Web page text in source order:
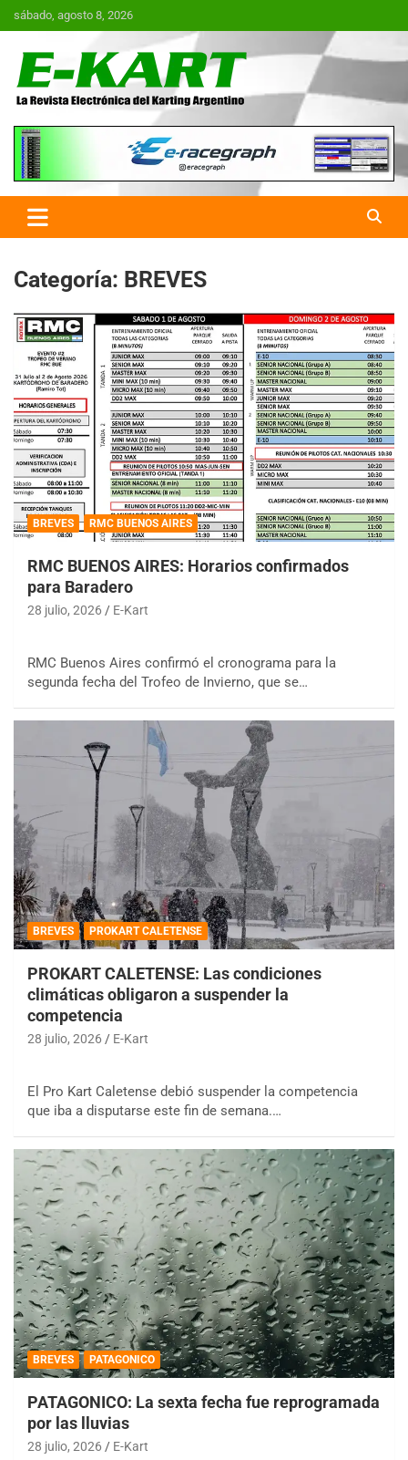
Saltar
al
sábado, agosto 8, 2026
E-Kart.com.ar | La Revista
Electrónica del Karting en
Argentina
Categoría: BREVES
BREVES RMC BUENOS AIRES
RMC BUENOS AIRES: Horarios confirmados
para Baradero
28 julio, 2026 E-Kart
RMC Buenos Aires confirmó el cronograma para la
segunda fecha del Trofeo de Invierno, que se…
BREVES PROKART CALETENSE
PROKART CALETENSE: Las condiciones
climáticas obligaron a suspender la
competencia
28 julio, 2026 E-Kart
El Pro Kart Caletense debió suspender la competencia
que iba a disputarse este fin de semana.…
BREVES PATAGONICO
PATAGONICO: La sexta fecha fue reprogramada
por las lluvias
28 julio, 2026 E-Kart